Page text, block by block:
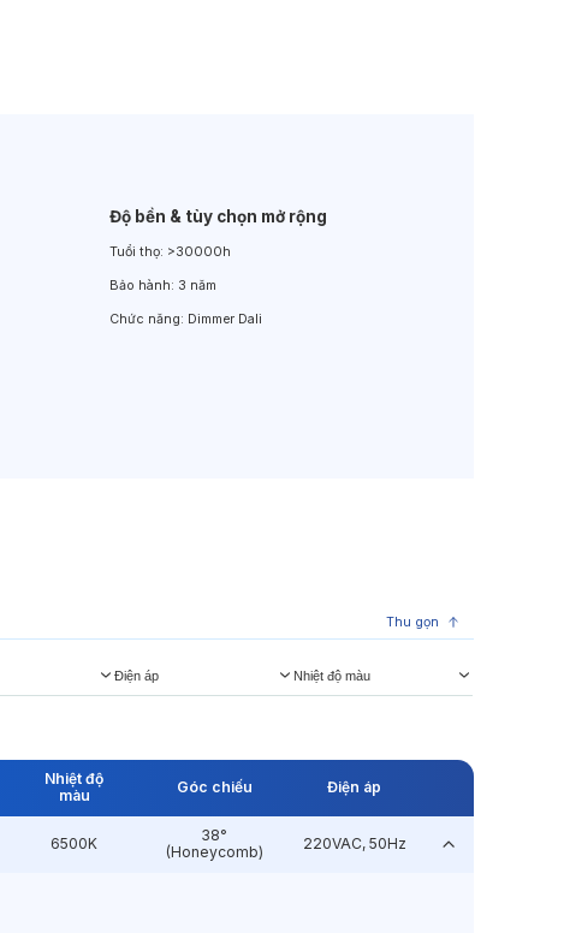
Độ bền & tùy chọn mở rộng
Tuổi thọ: >30000h
Bảo hành: 3 năm
Chức năng: Dimmer Dali
Thu gọn
Điện áp Nhiệt độ màu
Nhiệt độ
màu
Góc chiếu Điện áp
6500K
38°
(Honeycomb)
220VAC, 50Hz